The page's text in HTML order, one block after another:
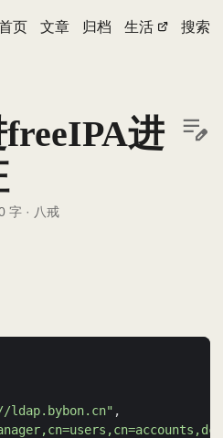
页 文章 归档 生活 搜索
进
字 · 八戒
ldap.bybon.cn"